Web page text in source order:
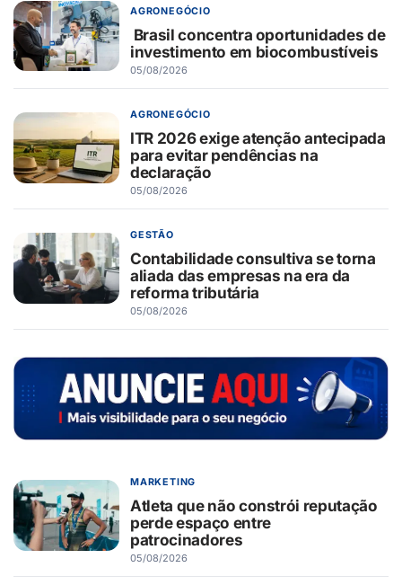
AGRONEGÓCIO
Brasil concentra oportunidades de
investimento em biocombustíveis
05/08/2026
AGRONEGÓCIO
ITR 2026 exige atenção antecipada
para evitar pendências na
declaração
05/08/2026
GESTÃO
Contabilidade consultiva se torna
aliada das empresas na era da
reforma tributária
05/08/2026
MARKETING
Atleta que não constrói reputação
perde espaço entre
patrocinadores
05/08/2026